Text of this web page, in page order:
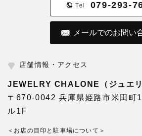
Tel 079-293-
メールでのお問い
店舗情報・アクセス
JEWELRY CHALONE（ジュエリ
〒670-0042 兵庫県姫路市米田町
ル1F
＜お店の目印と駐車場について＞